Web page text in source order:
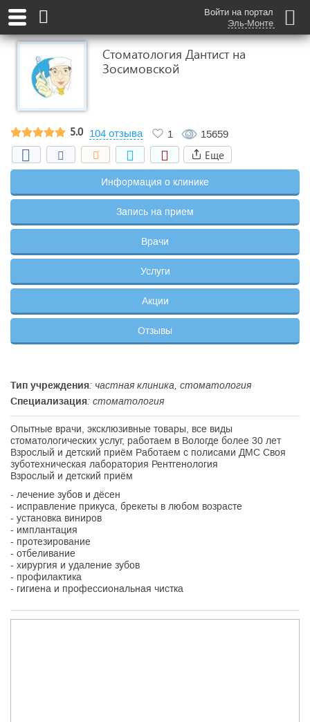
Войти на портал
Эль-Монте
Стоматология Дантист на
Зосимовской
5.0 104 отзыва 1 15659
Еще
Информация о клинике
Запись на прием
Врачи
Услуги
Акции
Отзывы
Тип учреждения: частная клиника, стоматология
Специализация: стоматология
Опытные врачи, эксклюзивные товары, все виды
стоматологических услуг, работаем в Вологде более 30 лет
Взрослый и детский приём Работаем с полисами ДМС Своя
зуботехническая лаборатория Рентгенология
Взрослый и детский приём
- лечение зубов и дёсен
- исправление прикуса, брекеты в любом возрасте
- установка виниров
- имплантация
- протезирование
- отбеливание
- хирургия и удаление зубов
- профилактика
- гигиена и профессиональная чистка